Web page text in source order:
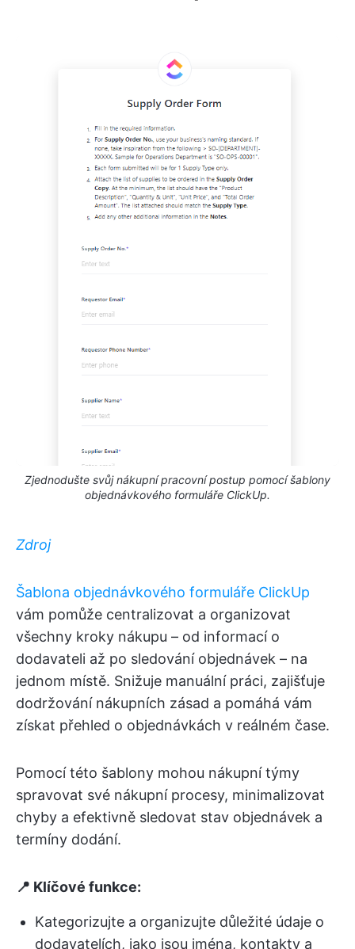
Zjednodušte svůj nákupní pracovní postup pomocí šablony
objednávkového formuláře ClickUp.
Zdroj
Šablona objednávkového formuláře ClickUp
vám pomůže centralizovat a organizovat
všechny kroky nákupu – od informací o
dodavateli až po sledování objednávek – na
jednom místě. Snižuje manuální práci, zajišťuje
dodržování nákupních zásad a pomáhá vám
získat přehled o objednávkách v reálném čase.
Pomocí této šablony mohou nákupní týmy
spravovat své nákupní procesy, minimalizovat
chyby a efektivně sledovat stav objednávek a
termíny dodání.
📍 Klíčové funkce:
Kategorizujte a organizujte důležité údaje o
dodavatelích, jako jsou jména, kontakty a